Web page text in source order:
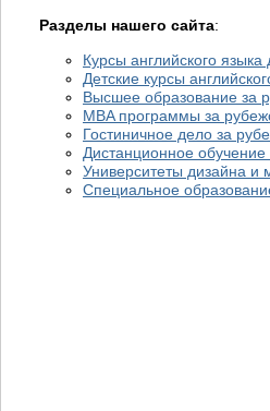
Разделы нашего сайта:
Курсы английского языка
Детские курсы
Высшее образование за
MBA программы за
Гостиничное дело за
Дистанционное
Университеты дизайна и
Специальное